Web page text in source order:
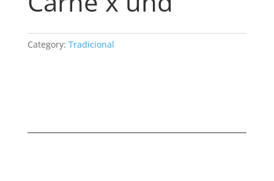
Category: Tradicional